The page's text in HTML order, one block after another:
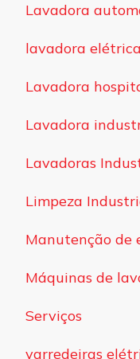
Lavadora
lavadora
Lavadora
Lavadora
Lavadoras
Limpeza
Manutenção de
Máquinas de
Serviços
varredeiras